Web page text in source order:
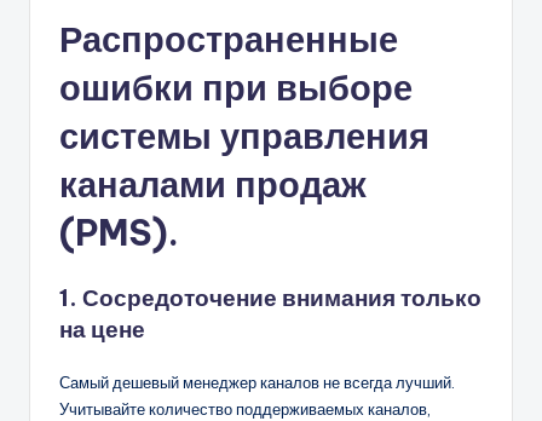
Распространенные
ошибки при выборе
системы управления
каналами продаж
(PMS).
1. Сосредоточение внимания только
на цене
Самый дешевый менеджер каналов не всегда лучший.
Учитывайте количество поддерживаемых каналов,